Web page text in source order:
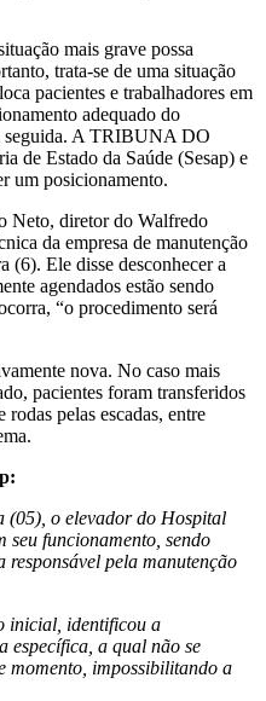
mais grave possa
trata-se de uma situação
pacientes e trabalhadores em
adequado do
seguida. A TRIBUNA DO
de Estado da Saúde (Sesap) e
um posicionamento.
Neto, diretor do Walfredo
da empresa de manutenção
(6). Ele disse desconhecer a
agendados estão sendo
“o procedimento será
nova. No caso mais
pacientes foram transferidos
rodas pelas escadas, entre
(05), o elevador do Hospital
seu funcionamento, sendo
responsável pela manutenção
inicial, identificou a
específica, a qual não se
momento, impossibilitando a